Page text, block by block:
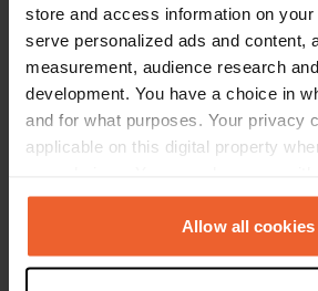
store and access information on
serve personalized ads and content,
measurement, audience research
development. You have a choice in
and for what purposes. Your privacy
applicable on this digital property
any time from the Cookie
the Privacy trigger icon.Allow all cookies
Contact
Emplacement